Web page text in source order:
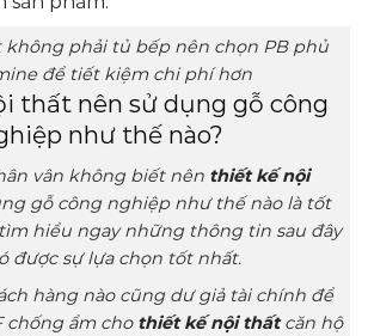
không phải tủ bếp nên chọn PB phủ
để tiết kiệm chi phí hơn
thất nên sử dụng gỗ công
như thế nào?
vân không biết nênthiết kế nội
gỗ công nghiệp như thế nào là tốt
hiểu ngay những thông tin sau đây
được sự lựa chọn tốt nhất.
hàng nào cũng dư giả tài chính để
chống ẩm cho thiết kế nội thấtcăn hộ